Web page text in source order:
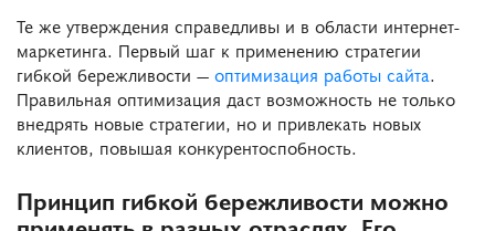
Те же утверждения справедливы и в области интернет-
маркетинга. Первый шаг к применению стратегии
гибкой бережливости — оптимизация работы сайта.
Правильная оптимизация даст возможность не только
внедрять новые стратегии, но и привлекать новых
клиентов, повышая конкурентоспобность.
Принцип гибкой бережливости можно